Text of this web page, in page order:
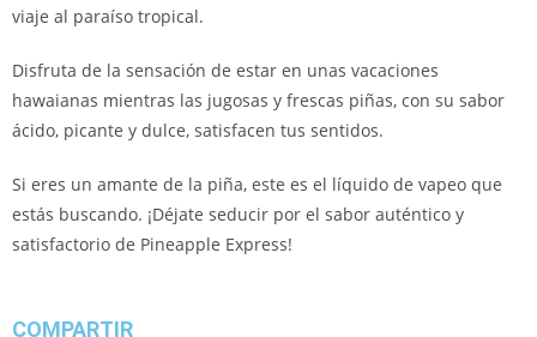
viaje al paraíso tropical.
Disfruta de la sensación de estar en unas vacaciones
hawaianas mientras las jugosas y frescas piñas, con su sabor
ácido, picante y dulce, satisfacen tus sentidos.
Si eres un amante de la piña, este es el líquido de vapeo que
estás buscando. ¡Déjate seducir por el sabor auténtico y
satisfactorio de Pineapple Express!
COMPARTIR